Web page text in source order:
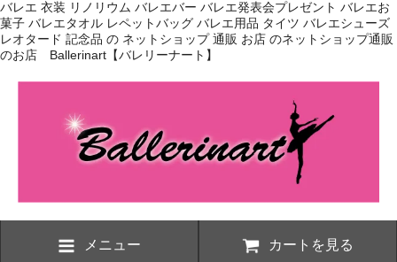
バレエ 衣装 リノリウム バレエバー バレエ発表会プレゼント バレエお
菓子 バレエタオル レペットバッグ バレエ用品 タイツ バレエシューズ
レオタード 記念品 の ネットショップ 通販 お店 のネットショップ通販
のお店 Ballerinart【バレリーナート】
メニュー カートを見る